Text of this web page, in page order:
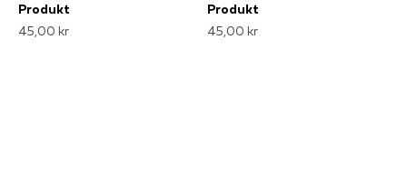
Produkt
45,00 kr
Produkt
45,00 kr